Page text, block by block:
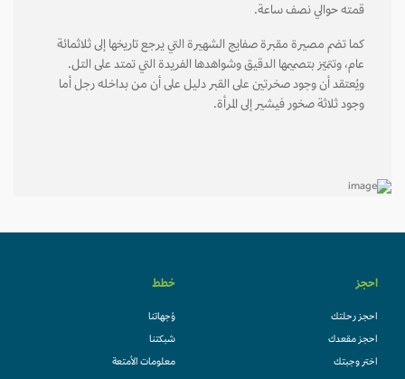
قمته حوالي نصف ساعة.
كما تضم مصيرة مقبرة صفايج الشهيرة التي يرجع تاريخها إلى ثلاثمائة
عام، وتتميّز بتصميمها الدقيق وشواهدها الفريدة التي تمتد على التل.
ويُعتقد أن وجود صخرتين على القبر دليل على أن من بداخله رجل أما
وجود ثلاثة صخور فيشير إلى المرأة.
احجز
احجز رحلتك
احجز مقعدك
اختر وجبتك
خطط
وُجهاتنا
شبكتنا
معلومات الأمتعة